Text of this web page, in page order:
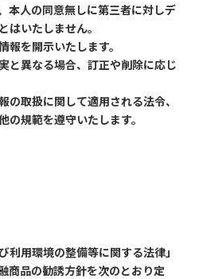
本人の同意無しに第三者に対しデ
はいたしません。
報を開示いたします。
と異なる場合、訂正や削除に応じ
の取扱に関して適用される法令、
の規範を遵守いたします。
利用環境の整備等に関する法律」
商品の勧誘方針を次のとおり定